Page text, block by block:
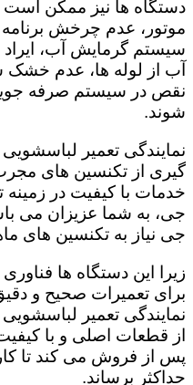
دستگاه ها نیز ممکن است
موتور، عدم چرخش
سیستم گرمایش آب،
آب از لوله ها، عدم
نقص در سیستم صرفه
شوند.
نمایندگی تعمیر لباسشویی
گیری از تکنسین های
خدمات با کیفیت در زمینه
جی، به شما عزیزان می
جی نیاز به تکنسین های
زیرا این دستگاه ها
برای تعمیرات صحیح و
نمایندگی تعمیر لباسشویی
از قطعات اصلی و با
پس از فروش می کند تا
حداکثر برساند.